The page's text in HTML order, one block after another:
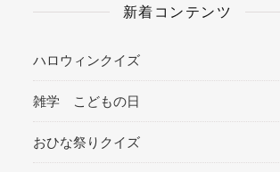
新着コンテンツ
ハロウィンクイズ
雑学 こどもの日
おひな祭りクイズ